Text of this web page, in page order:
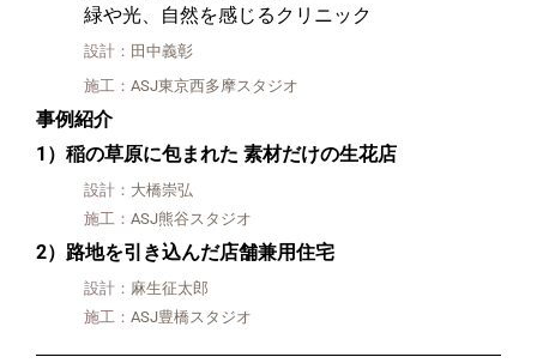
緑や光、自然を感じるクリニック
設計： 田中義彰
施工： ASJ東京西多摩スタジオ
事例紹介
1）稲の草原に包まれた 素材だけの生花店
設計： 大橋崇弘
施工： ASJ熊谷スタジオ
2）路地を引き込んだ店舗兼用住宅
設計： 麻生征太郎
施工： ASJ豊橋スタジオ